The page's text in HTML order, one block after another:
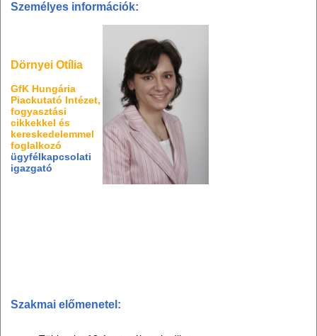
Személyes információk:
Dörnyei Otília
GfK Hungária
Piackutató Intézet,
fogyasztási
cikkekkel és
kereskedelemmel
foglalkozó
ügyfélkapcsolati
igazgató
Szakmai előmenetel: